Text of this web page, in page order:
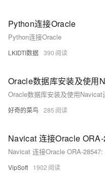
Python连接Oracle
Python连接Oracle
LKIDTI数据 390
Oracle数据库安装及使用
Oracle数据库安装及使用Navicat
好奇的菜鸟 285
VipSoft 1902